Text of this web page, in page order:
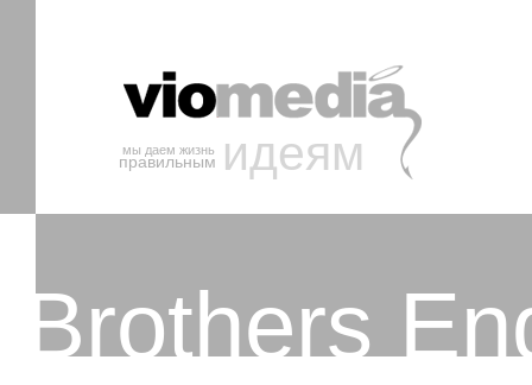
мы даем жизнь
правильным идеям
Brothers